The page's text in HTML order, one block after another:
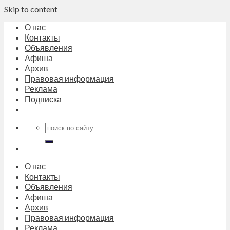
Skip to content
О нас
Контакты
Объявления
Афиша
Архив
Правовая информация
Реклама
Подписка
О нас
Контакты
Объявления
Афиша
Архив
Правовая информация
Реклама